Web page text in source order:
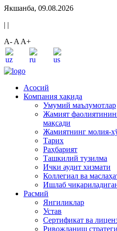
Якшанба, 09.08.2026
| |
A- A A+
Асосий
Компания ҳақида
Умумий маълумотлар
Жамият
мақсади
Жамиятнинг молия-
Тарих
Раҳбарият
Ташкилий тузилма
Ички аудит хизмати
Коллегиал ва
Ишлаб
Расмий
Янгиликлар
Устав
Сертификат ва
Ривожланиш